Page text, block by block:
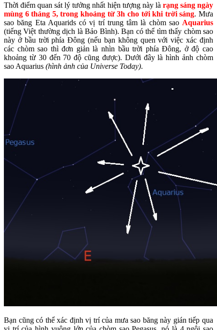
Thời điểm quan sát lý tưởng nhất hiện tượng này là rạng sáng ngày
mùng 6 tháng 5, trong khoảng từ 3h cho tới khi trời sáng. Mưa
sao băng Eta Aquarids có vị trí trung tâm là chòm sao Aquarius
(tiếng Việt thường dịch là Bảo Bình). Bạn có thể tìm thấy chòm sao
này ở bầu trời phía Đông (nếu bạn không quen với việc xác định
các chòm sao thì đơn giản là nhìn bầu trời phía Đông, ở độ cao
khoảng từ 30 đến 70 độ cũng được). Dưới đây là hình ảnh chòm
sao Aquarius (hình ảnh của Universe Today).
Bạn cũng có thể xác định vị trí của mưa sao băng này gián tiếp qua